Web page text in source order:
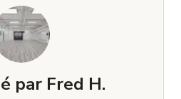
par Fred H.